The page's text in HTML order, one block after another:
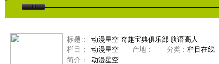
标题：
动漫星空 奇趣宝典俱乐部 腹语高人
栏目：
动漫星空 产地： 分类： 栏目在线
简介：
动漫星空